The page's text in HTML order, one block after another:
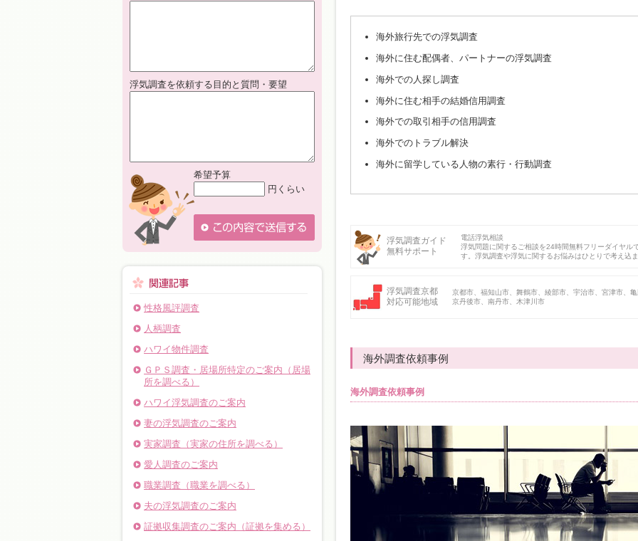
海外旅行先での浮気調査
海外に住む配偶者、パートナーの浮気調査
海外での人探し調査
海外に住む相手の結婚信用調査
海外での取引相手の信用調査
海外でのトラブル解決
海外に留学している人物の素行・行動調査
浮気調査ガイド
無料サポート
電話浮気相談
浮気問題に関するご相談を24時間無料フリーダイヤル
す。浮気調査や浮気に関するお悩みはひとりで考え込
浮気調査京都
対応可能地域
京都市、福知山市、舞鶴市、綾部市、宇治市、宮津市、
京丹後市、南丹市、木津川市
海外調査依頼事例
海外調査依頼事例
浮気調査を依頼する目的と質問・要望
希望予算
円くらい
性格風評調査
人柄調査
ハワイ物件調査
ＧＰＳ調査・居場所特定のご案内（居場
所を調べる）
ハワイ浮気調査のご案内
妻の浮気調査のご案内
実家調査（実家の住所を調べる）
愛人調査のご案内
職業調査（職業を調べる）
夫の浮気調査のご案内
証拠収集調査のご案内（証拠を集める）